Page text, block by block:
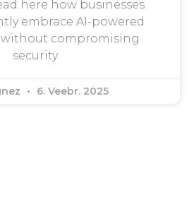
here how businesses
embrace AI-powered
compromising
security.
6. Veebr. 2025